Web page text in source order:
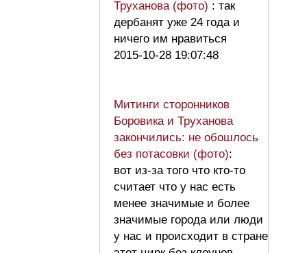
Труханова (фото) : так
дербанят уже 24 года и
ничего им нравиться
2015-10-28 19:07:48
Митинги сторонников
Боровика и Труханова
закончились: не обошлось
без потасовки (фото):
вот из-за того что кто-то
считает что у нас есть
менее значимые и более
значимые города или люди
у нас и происходит в стране